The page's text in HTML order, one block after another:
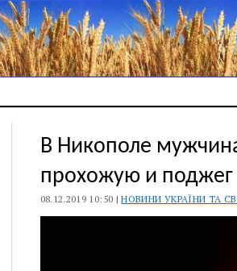
В Никополе
прохожую и поджег
08.12.2019 10:50 |НОВИНИ УКРАЇНИ ТА